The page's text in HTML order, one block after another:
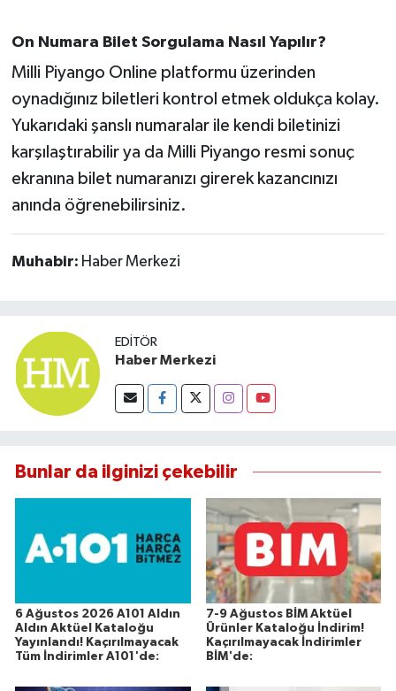
On Numara Bilet Sorgulama Nasıl Yapılır?
Milli Piyango Online platformu üzerinden
oynadığınız biletleri kontrol etmek oldukça kolay.
Yukarıdaki şanslı numaralar ile kendi biletinizi
karşılaştırabilir ya da Milli Piyango resmi sonuç
ekranına bilet numaranızı girerek kazancınızı
anında öğrenebilirsiniz.
Muhabir: Haber Merkezi
EDITÖR
Haber Merkezi
Bunlar da ilginizi çekebilir
6 Ağustos 2026 A101 Aldın
Aldın Aktüel Kataloğu
Yayınlandı! Kaçırılmayacak
Tüm İndirimler A101'de:
7-9 Ağustos BİM Aktüel
Ürünler Kataloğu İndirim!
Kaçırılmayacak İndirimler
BİM'de: